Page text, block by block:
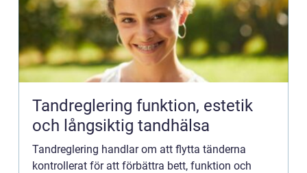
Tandreglering funktion, estetik
och långsiktig tandhälsa
Tandreglering handlar om att flytta tänderna
kontrollerat för att förbättra bett, funktion och